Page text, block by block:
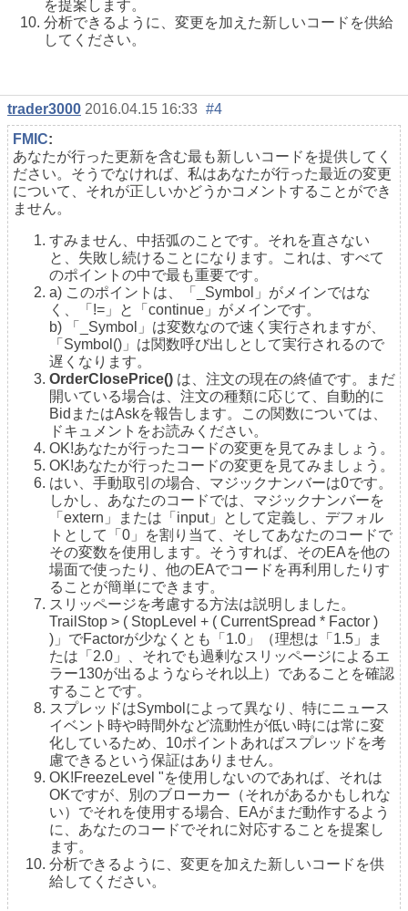
を提案します。
分析できるように、変更を加えた新しいコードを供給
してください。
trader3000 2016.04.15 16:33 #4
FMIC:
あなたが行った更新を含む最も新しいコードを提供してく
ださい。そうでなければ、私はあなたが行った最近の変更
について、それが正しいかどうかコメントすることができ
ません。
すみません、中括弧のことです。それを直さない
と、失敗し続けることになります。これは、すべて
のポイントの中で最も重要です。
a) このポイントは、「_Symbol」がメインではな
く、「!=」と「continue」がメインです。
b) 「_Symbol」は変数なので速く実行されますが、
「Symbol()」は関数呼び出しとして実行されるので
遅くなります。
OrderClosePrice() は、注文の現在の終値です。まだ
開いている場合は、注文の種類に応じて、自動的に
BidまたはAskを報告します。この関数については、
ドキュメントをお読みください。
OK!あなたが行ったコードの変更を見てみましょう。
OK!あなたが行ったコードの変更を見てみましょう。
はい、手動取引の場合、マジックナンバーは0です。
しかし、あなたのコードでは、マジックナンバーを
「extern」または「input」として定義し、デフォル
トとして「0」を割り当て、そしてあなたのコードで
その変数を使用します。そうすれば、そのEAを他の
場面で使ったり、他のEAでコードを再利用したりす
ることが簡単にできます。
スリッページを考慮する方法は説明しました。
TrailStop > ( StopLevel + ( CurrentSpread * Factor )
)」でFactorが少なくとも「1.0」（理想は「1.5」ま
たは「2.0」、それでも過剰なスリッページによるエ
ラー130が出るようならそれ以上）であることを確認
することです。
スプレッドはSymbolによって異なり、特にニュース
イベント時や時間外など流動性が低い時には常に変
化しているため、10ポイントあればスプレッドを考
慮できるという保証はありません。
OK!FreezeLevel "を使用しないのであれば、それは
OKですが、別のブローカー（それがあるかもしれな
い）でそれを使用する場合、EAがまだ動作するよう
に、あなたのコードでそれに対応することを提案し
ます。
分析できるように、変更を加えた新しいコードを供
給してください。